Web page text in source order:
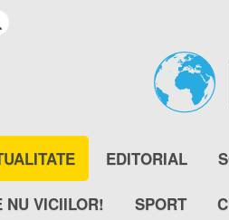
EDITORIAL
NU VICIILOR! SPORT